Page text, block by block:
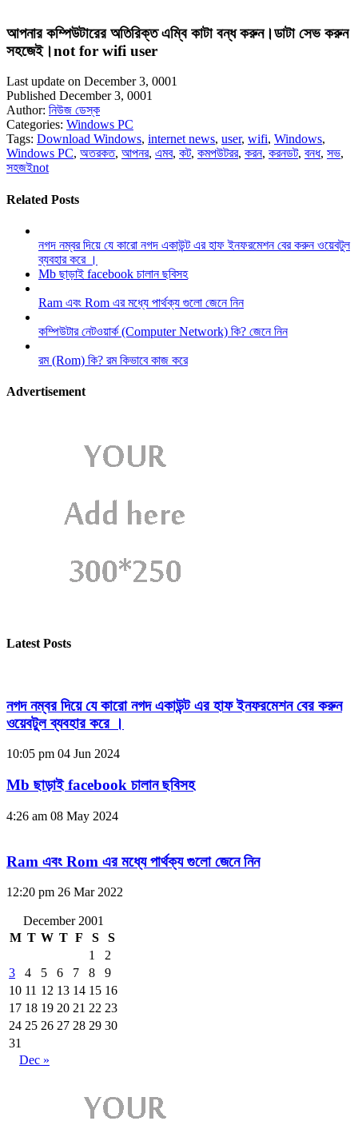
আপনার কম্পিউটারের অতিরিক্ত এম্বি কাটা বন্ধ করুন।ডাটা সেভ করুন
সহজেই।not for wifi user
Last update on December 3, 0001
Published December 3, 0001
Author: নিউজ ডেস্ক
Categories: Windows PC
Tags: Download Windows, internet news, user, wifi, Windows,
Windows PC, অতরকত, আপনর, এমব, কট, কমপউটরর, করন, করনডট, বনধ, সভ,
সহজইnot
Related Posts
নগদ নম্বর দিয়ে যে কারো নগদ একাউন্ট এর হাফ ইনফরমেশন বের করুন ওয়েবটুল
ব্যবহার করে ।
Mb ছাড়াই facebook চালান ছবিসহ
Ram এবং Rom এর মধ্যে পার্থক্য গুলো জেনে নিন
কম্পিউটার নেটওয়ার্ক (Computer Network) কি? জেনে নিন
রম (Rom) কি? রম কিভাবে কাজ করে
Advertisement
Latest Posts
নগদ নম্বর দিয়ে যে কারো নগদ একাউন্ট এর হাফ ইনফরমেশন বের করুন
ওয়েবটুল ব্যবহার করে ।
10:05 pm 04 Jun 2024
Mb ছাড়াই facebook চালান ছবিসহ
4:26 am 08 May 2024
Ram এবং Rom এর মধ্যে পার্থক্য গুলো জেনে নিন
12:20 pm 26 Mar 2022
December 2001
M T W T F S
S
1
2
3
4 5 6 7 8
9
10 11 12 13 14 15 16
17 18 19 20 21 22 23
24 25 26 27 28 29 30
31
Dec »